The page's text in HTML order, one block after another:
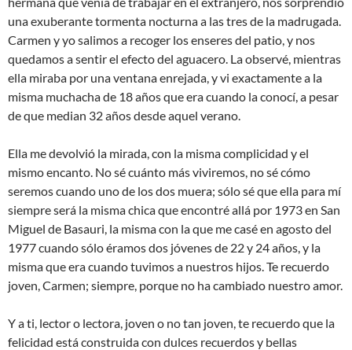
una exuberante tormenta nocturna a las tres de la madrugada.
Carmen y yo salimos a recoger los enseres del patio, y nos
quedamos a sentir el efecto del aguacero. La observé, mientras
ella miraba por una ventana enrejada, y vi exactamente a la
misma muchacha de 18 años que era cuando la conocí, a pesar
de que median 32 años desde aquel verano.
Ella me devolvió la mirada, con la misma complicidad y el
mismo encanto. No sé cuánto más viviremos, no sé cómo
seremos cuando uno de los dos muera; sólo sé que ella para mí
siempre será la misma chica que encontré allá por 1973 en San
Miguel de Basauri, la misma con la que me casé en agosto del
1977 cuando sólo éramos dos jóvenes de 22 y 24 años, y la
misma que era cuando tuvimos a nuestros hijos. Te recuerdo
joven, Carmen; siempre, porque no ha cambiado nuestro amor.
Y a ti, lector o lectora, joven o no tan joven, te recuerdo que la
felicidad está construida con dulces recuerdos y bellas